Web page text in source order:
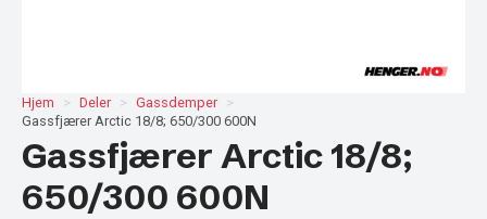
Hjem Deler
Gassdemper
Gassfjærer Arctic 18/8; 650/300 600N
Gassfjærer Arctic 18/8;
650/300 600N